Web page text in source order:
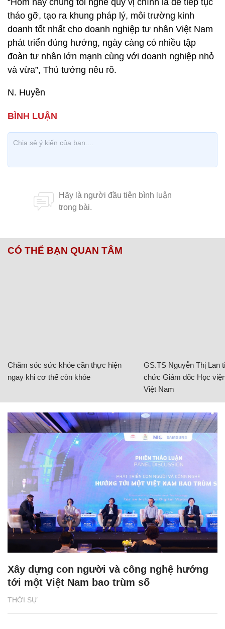
“Hôm nay chúng tôi nghe quý vị chính là để tiếp tục
tháo gỡ, tạo ra khung pháp lý, môi trường kinh
doanh tốt nhất cho doanh nghiệp tư nhân Việt Nam
phát triển đúng hướng, ngày càng có nhiều tập
đoàn tư nhân lớn mạnh cùng với doanh nghiệp nhỏ
và vừa”, Thủ tướng nêu rõ.
N. Huyền
CÓ THỂ BẠN QUAN TÂM
Chăm sóc sức khỏe cần thực hiện
ngay khi cơ thể còn khỏe
GS.TS Nguyễn Thị Lan
chức Giám đốc Học
Việt Nam
THỜI SỰ
Xây dựng con người và công nghệ hướng
tới một Việt Nam bao trùm số